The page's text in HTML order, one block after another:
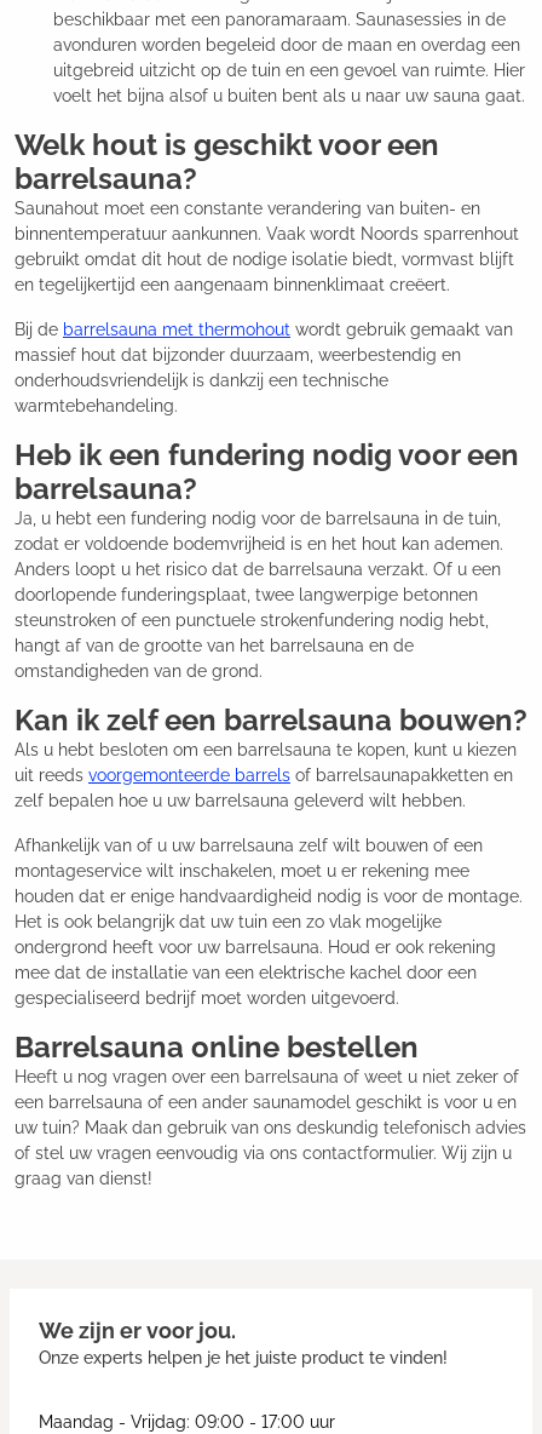
beschikbaar met een panoramaraam. Saunasessies in de
avonduren worden begeleid door de maan en overdag een
uitgebreid uitzicht op de tuin en een gevoel van ruimte. Hier
voelt het bijna alsof u buiten bent als u naar uw sauna gaat.
Welk hout is geschikt voor een
barrelsauna?
Saunahout moet een constante verandering van buiten- en
binnentemperatuur aankunnen. Vaak wordt Noords sparrenhout
gebruikt omdat dit hout de nodige isolatie biedt, vormvast blijft
en tegelijkertijd een aangenaam binnenklimaat creëert.
Bij de barrelsauna met thermohout wordt gebruik gemaakt van
massief hout dat bijzonder duurzaam, weerbestendig en
onderhoudsvriendelijk is dankzij een technische
warmtebehandeling.
Heb ik een fundering nodig voor een
barrelsauna?
Ja, u hebt een fundering nodig voor de barrelsauna in de tuin,
zodat er voldoende bodemvrijheid is en het hout kan ademen.
Anders loopt u het risico dat de barrelsauna verzakt. Of u een
doorlopende funderingsplaat, twee langwerpige betonnen
steunstroken of een punctuele strokenfundering nodig hebt,
hangt af van de grootte van het barrelsauna en de
omstandigheden van de grond.
Kan ik zelf een barrelsauna bouwen?
Als u hebt besloten om een barrelsauna te kopen, kunt u kiezen
uit reeds voorgemonteerde barrels of barrelsaunapakketten en
zelf bepalen hoe u uw barrelsauna geleverd wilt hebben.
Afhankelijk van of u uw barrelsauna zelf wilt bouwen of een
montageservice wilt inschakelen, moet u er rekening mee
houden dat er enige handvaardigheid nodig is voor de montage.
Het is ook belangrijk dat uw tuin een zo vlak mogelijke
ondergrond heeft voor uw barrelsauna. Houd er ook rekening
mee dat de installatie van een elektrische kachel door een
gespecialiseerd bedrijf moet worden uitgevoerd.
Barrelsauna online bestellen
Heeft u nog vragen over een barrelsauna of weet u niet zeker of
een barrelsauna of een ander saunamodel geschikt is voor u en
uw tuin? Maak dan gebruik van ons deskundig telefonisch advies
of stel uw vragen eenvoudig via ons contactformulier. Wij zijn u
graag van dienst!
We zijn er voor jou.
Onze experts helpen je het juiste product te vinden!
Maandag - Vrijdag: 09:00 - 17:00 uur